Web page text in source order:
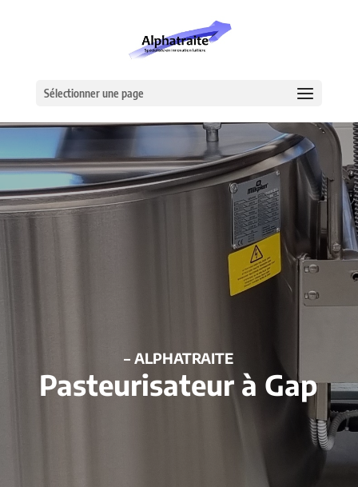
Sélectionner une page
– ALPHATRAITE
Pasteurisateur à Gap